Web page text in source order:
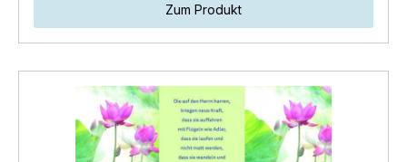
Zum Produkt